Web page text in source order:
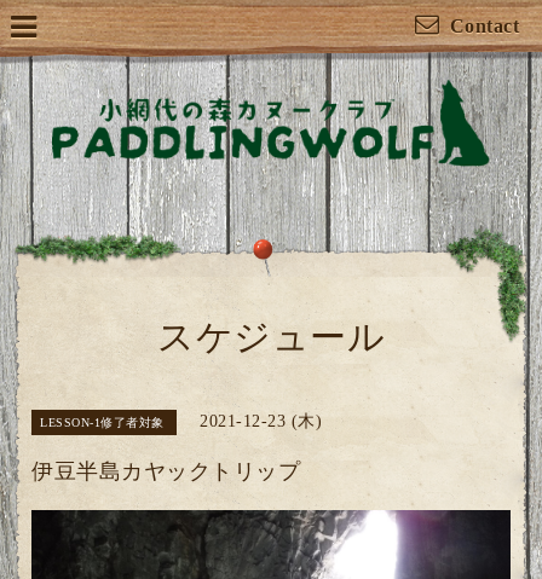
Contact
スケジュール
LESSON-1修了者対象 2021-12-23 (木)
伊豆半島カヤックトリップ